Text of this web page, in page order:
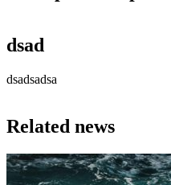
dsad
dsadsadsa
Related news